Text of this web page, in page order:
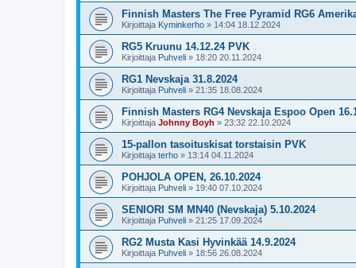
Finnish Masters The Free Pyramid RG6
Kirjoittaja Kyminkerho » 14:04 18.12.2024
RG5 Kruunu 14.12.24 PVK
Kirjoittaja Puhveli » 18:20 20.11.2024
RG1 Nevskaja 31.8.2024
Kirjoittaja Puhveli » 21:35 18.08.2024
Finnish Masters RG4 Nevskaja Espoo Open
Kirjoittaja Johnny Boyh » 23:32 22.10.2024
15-pallon tasoituskisat torstaisin PVK
Kirjoittaja terho » 13:14 04.11.2024
POHJOLA OPEN, 26.10.2024
Kirjoittaja Puhveli » 19:40 07.10.2024
SENIORI SM MN40 (Nevskaja) 5.10.2024
Kirjoittaja Puhveli » 21:25 17.09.2024
RG2 Musta Kasi Hyvinkää 14.9.2024
Kirjoittaja Puhveli » 18:56 26.08.2024